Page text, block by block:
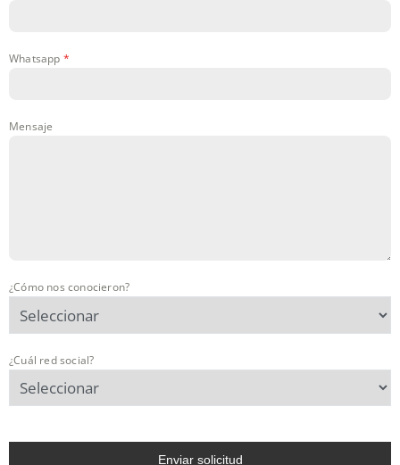
Whatsapp *
Mensaje
¿Cómo nos conocieron?
¿Cuál red social?
Enviar solicitud